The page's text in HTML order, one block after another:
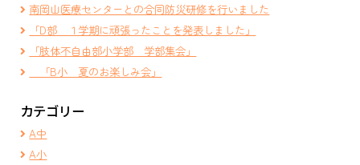
南岡山医療センターとの合同防災研修を行いました
「D部 １学期に頑張ったことを発表しました」
「肢体不自由部小学部 学部集会」
「B小 夏のお楽しみ会」
カテゴリー
A中
A小